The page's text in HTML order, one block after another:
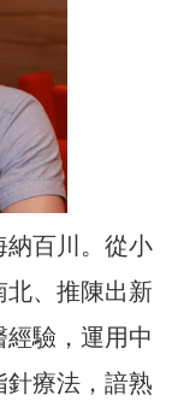
納百川。從小
北、推陳出新
驗，運用中
療法，諳熟